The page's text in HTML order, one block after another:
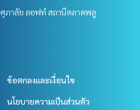
ศุภาลัย ลอฟท์ สถานีตลาดพลู
ข้อตกลงและเงื่อนไข
นโยบายความเป็นส่วนตัว